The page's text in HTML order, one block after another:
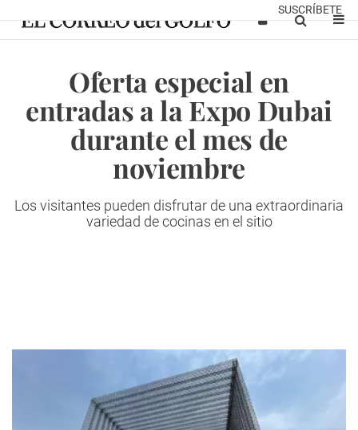
SUSCRÍBETE
Oferta especial en
entradas a la Expo Dubai
durante el mes de
noviembre
Los visitantes pueden disfrutar de una extraordinaria
variedad de cocinas en el sitio